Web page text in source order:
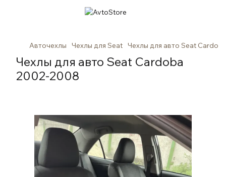
Авточехлы Чехлы для Seat Чехлы для авто Seat
Чехлы для авто Seat Cardoba
2002-2008